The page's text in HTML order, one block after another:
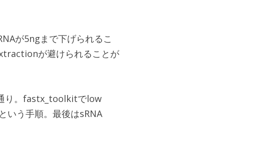
が5ngまで下げられるこ
が避けられることが
り。fastx_toolkitでlow
いう手順。最後はsRNA